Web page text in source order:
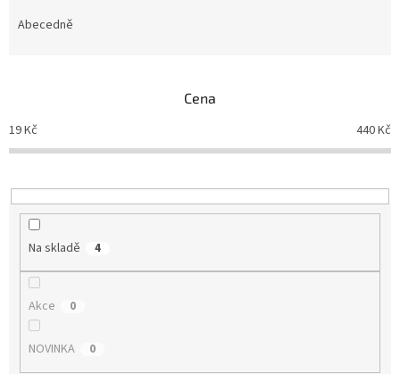
o
d
k
t
Abecedně
Cena
19Kč 440Kč
Na skladě 4
Akce 0
NOVINKA 0